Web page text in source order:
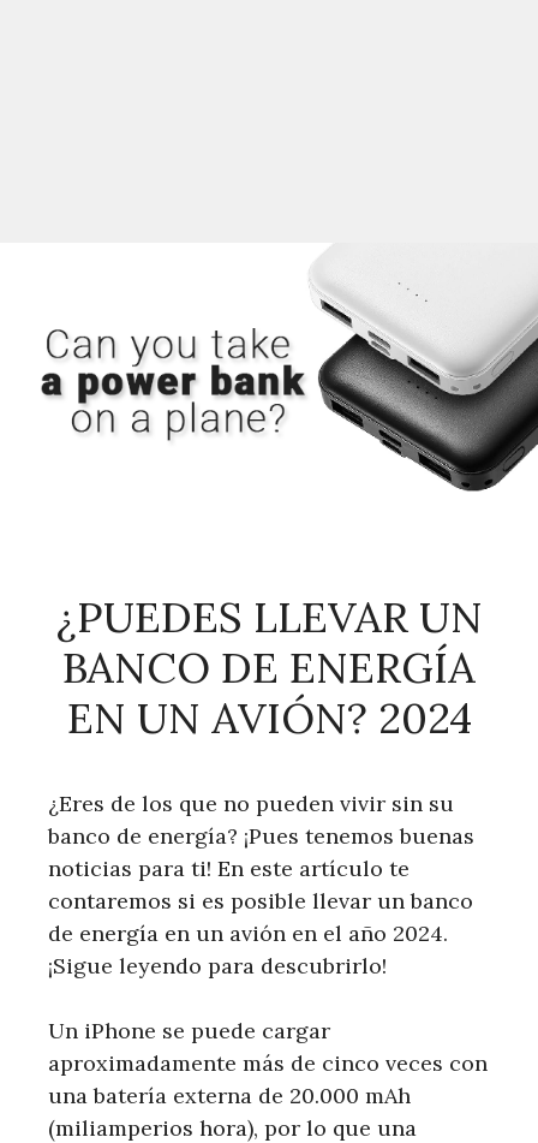
¿PUEDES LLEVAR UN
BANCO DE ENERGÍA
EN UN AVIÓN? 2024
¿Eres de los que no pueden vivir sin su
banco de energía? ¡Pues tenemos buenas
noticias para ti! En este artículo te
contaremos si es posible llevar un banco
de energía en un avión en el año 2024.
¡Sigue leyendo para descubrirlo!
Un iPhone se puede cargar
aproximadamente más de cinco veces con
una batería externa de 20.000 mAh
(miliamperios hora), por lo que una